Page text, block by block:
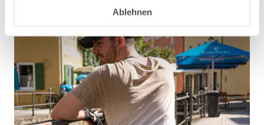
Ablehnen